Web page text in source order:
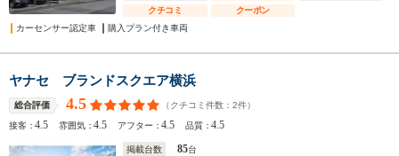
クチコミ
クーポン
カーセンサー認定車
購入プラン付き車両
ヤナセ ブランドスクエア横浜
総合評価 4.5 （クチコミ件数： 2件）
接客：4.5 雰囲気：4.5 アフター：4.5 品質：4.5
掲載台数 85台